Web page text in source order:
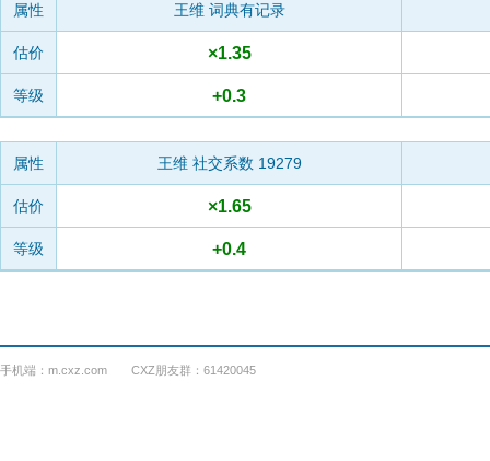
属性
估价
等级
王维 词典有记录
×1.35
+0.3
属性
估价
等级
王维 社交系数 19279
×1.65
+0.4
手机端：m.cxz.com CXZ朋友群：61420045